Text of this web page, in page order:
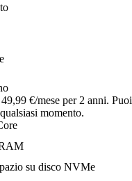
€/mese per 2 anni. Puoi
momento.
su disco NVMe